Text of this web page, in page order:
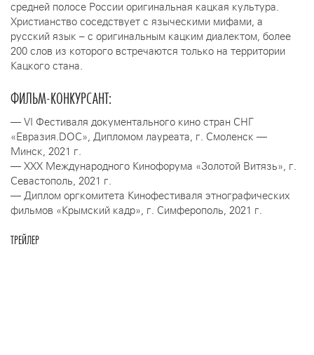
средней полосе России оригинальная кацкая культура.
Христианство соседствует с языческими мифами, а
русский язык – с оригинальным кацким диалектом, более
200 слов из которого встречаются только на территории
Кацкого стана.
ФИЛЬМ-КОНКУРСАНТ:
— VI Фестиваля документального кино стран СНГ
«Евразия.DOC», Дипломом лауреата, г. Смоленск —
Минск, 2021 г.
— ХXX Международного Кинофорума «Золотой Витязь», г.
Севастополь, 2021 г.
— Диплом оргкомитета Кинофестиваля этнографических
фильмов «Крымский кадр», г. Симферополь, 2021 г.
ТРЕЙЛЕР